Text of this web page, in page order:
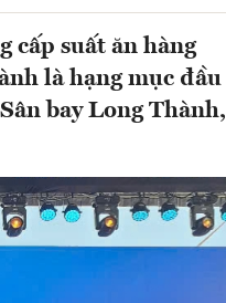
cấp suất ăn hàng
là hạng mục đầu
bay Long Thành,